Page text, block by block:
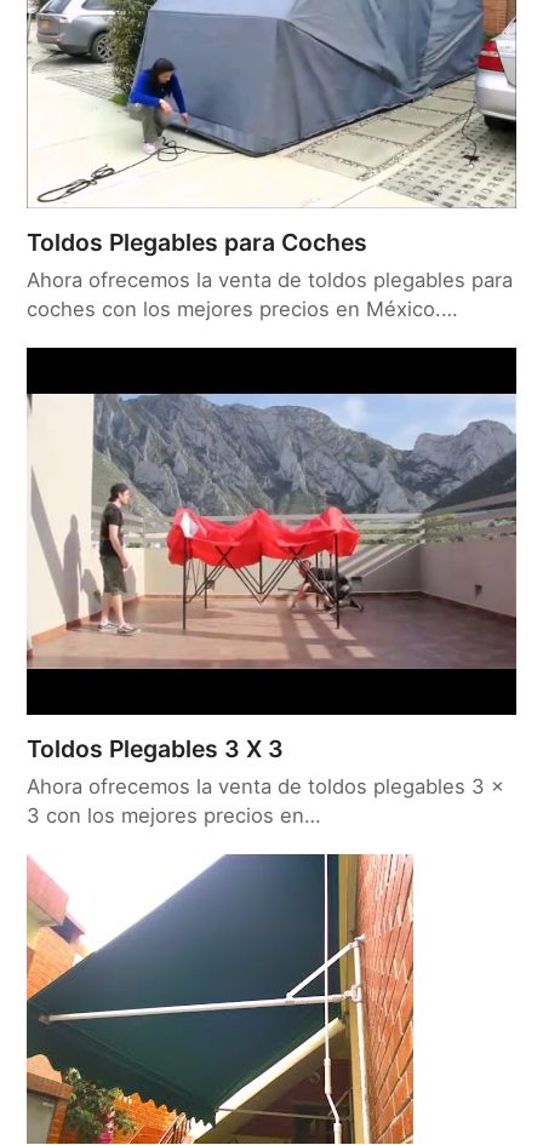
Toldos Plegables para Coches
Ahora ofrecemos la venta de toldos plegables para
coches con los mejores precios en México.…
Toldos Plegables 3 X 3
Ahora ofrecemos la venta de toldos plegables 3 x
3 con los mejores precios en…